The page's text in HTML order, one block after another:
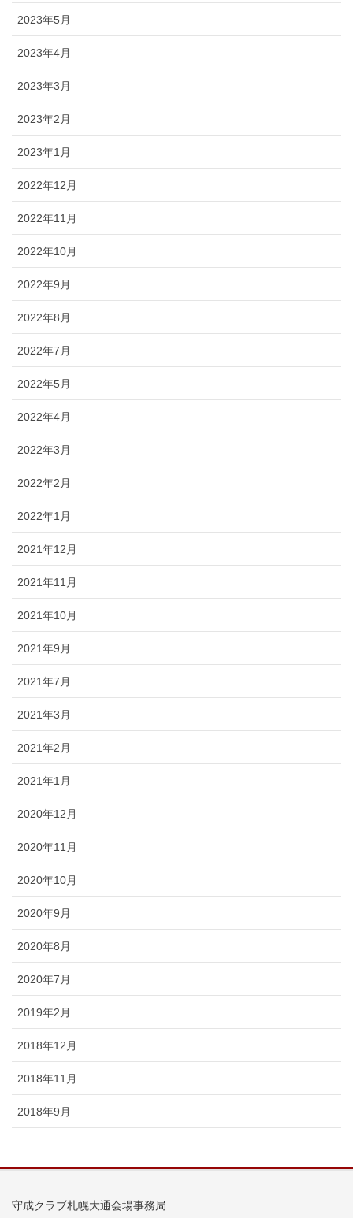
2023年5月
2023年4月
2023年3月
2023年2月
2023年1月
2022年12月
2022年11月
2022年10月
2022年9月
2022年8月
2022年7月
2022年5月
2022年4月
2022年3月
2022年2月
2022年1月
2021年12月
2021年11月
2021年10月
2021年9月
2021年7月
2021年3月
2021年2月
2021年1月
2020年12月
2020年11月
2020年10月
2020年9月
2020年8月
2020年7月
2019年2月
2018年12月
2018年11月
2018年9月
守成クラブ札幌大通会場事務局